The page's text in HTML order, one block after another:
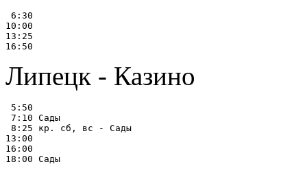
6:30
10:00
13:25
Липецк - Казино
5:50
7:10 Сады
8:25 кр. сб, вс - Сады
13:00
16:00